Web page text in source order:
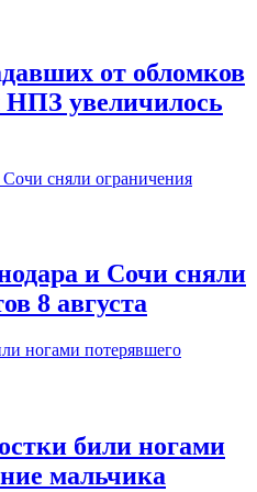
от обломков
увеличилось
и Сочи сняли
8 августа
били ногами
мальчика